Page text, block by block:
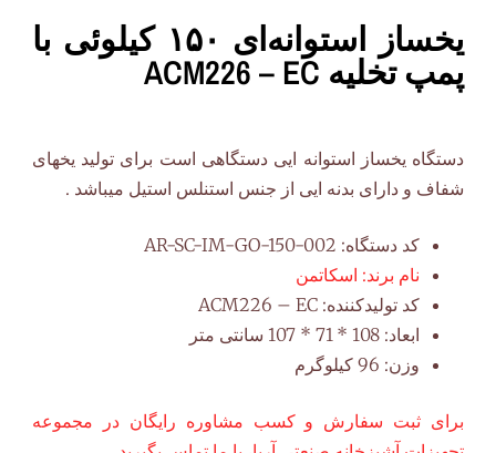
یخساز استوانه‌ای ۱۵۰ کیلوئی با
پمپ تخلیه ACM226 – EC
دستگاه یخساز استوانه ایی دستگاهی است برای تولید یخهای
شفاف و دارای بدنه ایی از جنس استنلس استیل میباشد .
کد دستگاه: AR-SC-IM-GO-150-002
نام برند: اسکاتمن
کد تولیدکننده: ACM226 – EC
ابعاد: 108 * 71 * 107 سانتی متر
وزن: 96 کیلوگرم
برای ثبت سفارش و کسب مشاوره رایگان در مجموعه